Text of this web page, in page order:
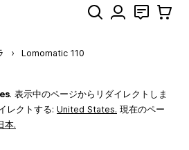
検索 お問い合わ
カート
› Lomomatic 110
. 表示中のページからリダイレクトしま
レクトする: United States. 現在のペー
本.